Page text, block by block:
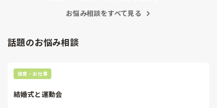
お悩み相談をすべて見る
話題のお悩み相談
保育・お仕事
結婚式と運動会